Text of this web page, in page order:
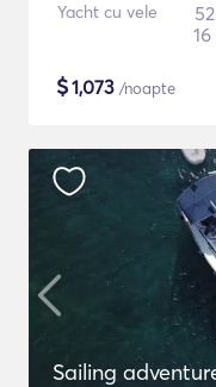
Yacht cu vele
$1,073 /noapte
Sailing